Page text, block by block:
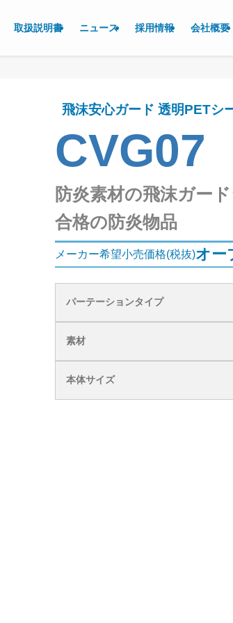
取扱説明書 ニュース 採用情報 会社概要
飛沫安心ガード 透明PETシ
CVG07
防炎素材の飛沫ガー
合格の防炎物品
メーカー希望小売価格(税抜)オー
パーテーションタイプ
素材
本体サイズ